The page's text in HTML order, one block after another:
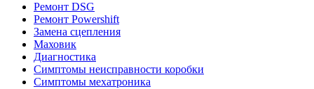
Ремонт DSG
Ремонт Powershift
Замена сцепления
Маховик
Диагностика
Симптомы неисправности коробки
Симптомы мехатроника